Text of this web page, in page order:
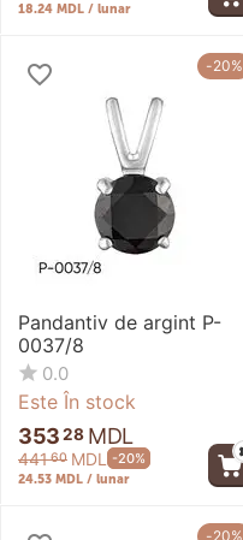
18.24 MDL / lunar
-20%
Pandantiv de argint P-
0037/8
0.0
Este În stock
35328 MDL
44160 MDL -20%
24.53 MDL / lunar
-20%